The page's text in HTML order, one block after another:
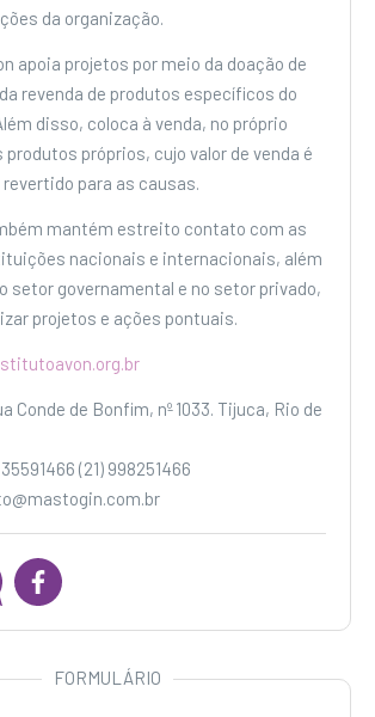
da organização.
apoia projetos por meio da doação de
revenda de produtos específicos do
disso, coloca à venda, no próprio
produtos próprios, cujo valor de venda é
para as causas.
mantém estreito contato com as
nacionais e internacionais, além
setor governamental e no setor privado,
projetos e ações pontuais.
Conde de Bonfim, nº 1033. Tijuca, Rio de
(21) 998251466
FORMULÁRIO